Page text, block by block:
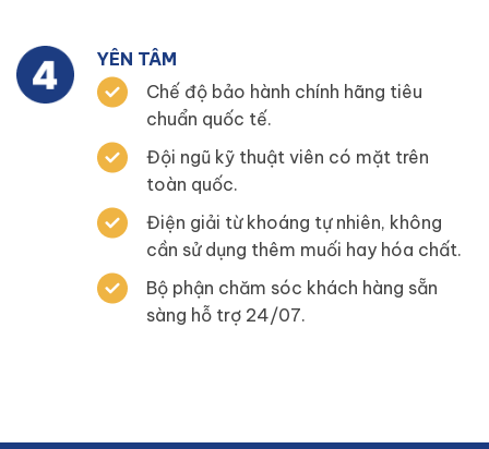
YÊN TÂM
Chế độ bảo hành chính hãng tiêu
chuẩn quốc tế.
Đội ngũ kỹ thuật viên có mặt trên
toàn quốc.
Điện giải từ khoáng tự nhiên, không
cần sử dụng thêm muối hay hóa chất.
Bộ phận chăm sóc khách hàng sẵn
sàng hỗ trợ 24/07.